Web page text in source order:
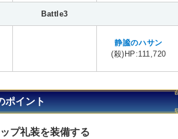
Battle3
静謐のハサン
(殺)HP:111,720
ポイント
プ礼装を装備する